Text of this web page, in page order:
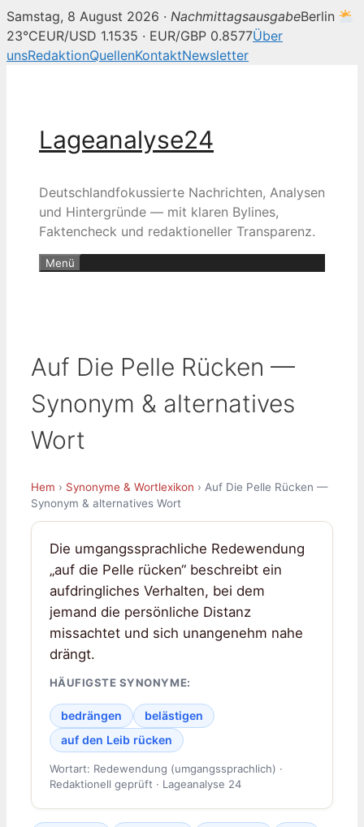
Samstag, 8 August 2026 · NachmittagsausgabeBerlin
23°CEUR/USD 1.1535 · EUR/GBP 0.8577Über
unsRedaktionQuellenKontaktNewsletter
Lageanalyse24
Deutschlandfokussierte Nachrichten, Analysen
und Hintergründe — mit klaren Bylines,
Faktencheck und redaktioneller Transparenz.
Menü
Auf Die Pelle Rücken —
Synonym & alternatives
Wort
Hem › Synonyme & Wortlexikon › Auf Die Pelle Rücken —
Synonym & alternatives Wort
Die umgangssprachliche Redewendung
„auf die Pelle rücken“ beschreibt ein
aufdringliches Verhalten, bei dem
jemand die persönliche Distanz
missachtet und sich unangenehm nahe
drängt.
HÄUFIGSTE SYNONYME:
bedrängen
belästigen
auf den Leib rücken
Wortart: Redewendung (umgangssprachlich) ·
Redaktionell geprüft · Lageanalyse 24